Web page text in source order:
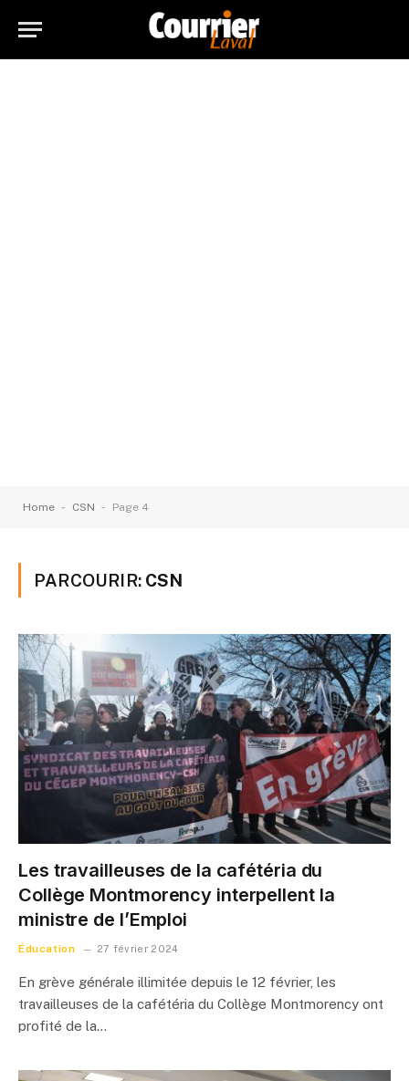
Home - CSN - Page 4
PARCOURIR: CSN
Les travailleuses de la cafétéria du
Collège Montmorency interpellent la
ministre de l’Emploi
Éducation 27 février 2024
En grève générale illimitée depuis le 12 février, les
travailleuses de la cafétéria du Collège Montmorency ont
profité de la…